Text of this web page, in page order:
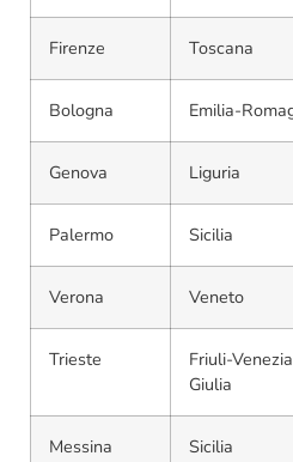
Firenze Toscana
Bologna Emilia-
Genova Liguria
Palermo Sicilia
Verona Veneto
Trieste
Friuli-Venezia
Giulia
Messina Sicilia